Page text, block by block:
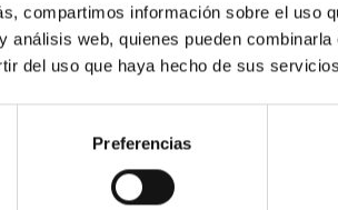
compartimos información sobre el uso
análisis web, quienes pueden
del uso que haya hecho de sus
Preferencias
durante el mandato de Olegario
a la Federación Leonesa de
alegaciones contra la
la
falta de "datos